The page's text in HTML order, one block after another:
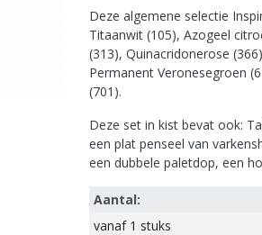
Deze algemene selectie
Titaanwit (105), Azogeel
(313), Quinacridonerose
Permanent Veronesegroen
(701).
Deze set in kist bevat ook:
een plat penseel van
een dubbele paletdop, een
Aantal:
vanaf 1 stuks